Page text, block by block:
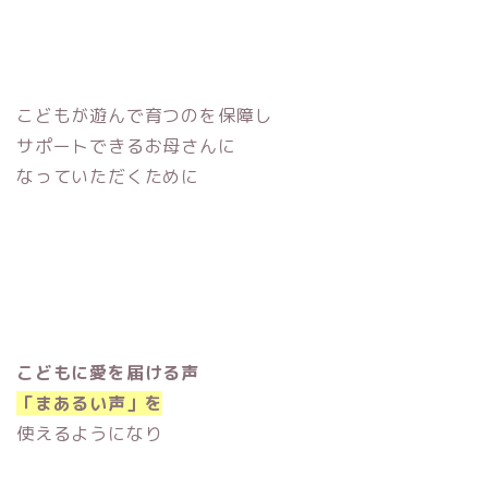
こどもが遊んで育つのを保障し
サポートできるお母さんに
なっていただくために
こどもに愛を届ける声
「まあるい声」を
使えるようになり